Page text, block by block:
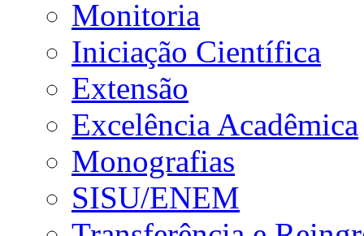
Monitoria
Iniciação Científica
Extensão
Excelência Acadêmica
Monografias
SISU/ENEM